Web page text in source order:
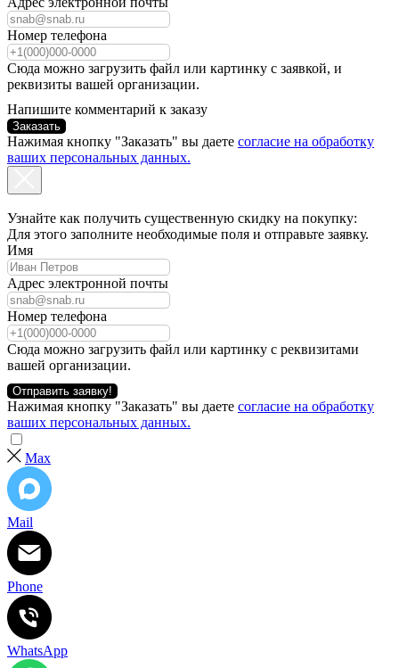
Номер телефона
Сюда можно загрузить файл или картинку с заявкой, и
реквизиты вашей организации.
Напишите комментарий к заказу
Заказать
Нажимая кнопку "Заказать" вы даете согласие на обработку
ваших персональных данных.
Узнайте как получить существенную скидку на покупку:
Для этого заполните необходимые поля и отправьте заявку.
Имя
Адрес электронной почты
Номер телефона
Сюда можно загрузить файл или картинку с реквизитами
вашей организации.
Отправить заявку!
Нажимая кнопку "Заказать" вы даете согласие на обработку
ваших персональных данных.
Max
Mail
Phone
WhatsApp